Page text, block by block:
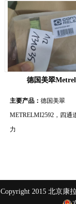
德国美翠
主要产品： 德国美翠
METRELMI2592，四通
力
Copyright 2015 北京康